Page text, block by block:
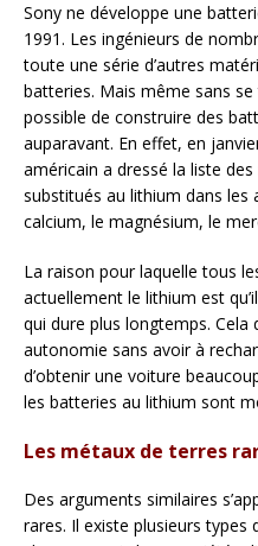
Sony ne développe une
1991. Les ingénieurs de
toute une série d’autres
batteries. Mais même sans
possible de construire des
auparavant. En effet, en
américain a dressé la liste
substitués au lithium dans les
calcium, le magnésium, le
La raison pour laquelle tous
actuellement le lithium est
qui dure plus longtemps. Cela
autonomie sans avoir à
d’obtenir une voiture
les batteries au lithium sont
Les métaux de terres
Des arguments similaires
rares. Il existe plusieurs types